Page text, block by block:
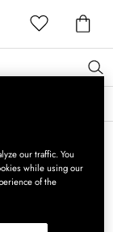
→
our traffic. You
while using our
of the